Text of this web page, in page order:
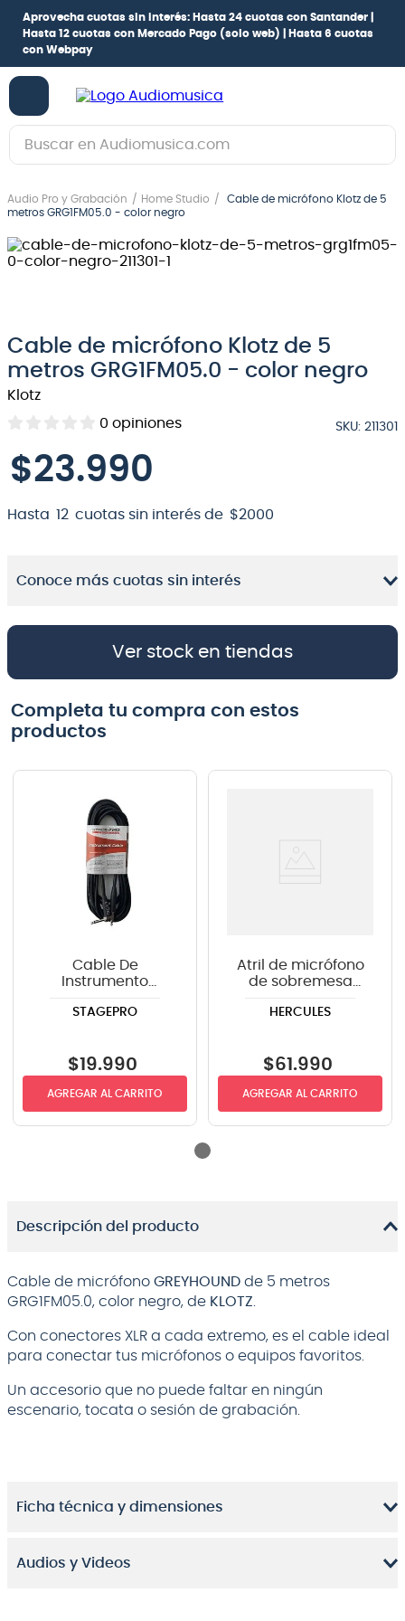
Aprovecha cuotas sin interés: Hasta 24 cuotas con Santander |
Hasta 12 cuotas con Mercado Pago (solo web) |
Hasta 6 cuotas
con Webpay
Buscar en Audiomusica.com
Audio Pro y Grabación Home Studio
Cable de micrófono Klotz de 5
metros GRG1FM05.0 - color negro
Cable de micrófono Klotz de 5
metros GRG1FM05.0 - color negro
Klotz
0 opiniones SKU: 211301
$23.990
Hasta 12 cuotas sin interés de $2000
Conoce más cuotas sin interés
Ver stock en tiendas
Completa tu compra con estos
productos
Cable De
Instrumento
recto-angulo 6mts
STAGEPRO
$19.990
AGREGAR AL CARRITO
Atril de micrófono
de sobremesa
con boom
HERCULES
$61 .990
AGREGAR AL CARRITO
Descripción del producto
Cable de micrófono GREYHOUND de 5 metros
GRG1FM05.0, color negro, de KLOTZ
Con conectores XLR a cada extremo, es el cable ideal
para conectar tus micrófonos o equipos favoritos.
Un accesorio que no puede faltar en ningún
escenario, tocata o sesión de grabación.
Ficha técnica y dimensiones
Audios y Videos
1.
guitarra electrica
2.
bajo
guitarra electroacústica
5.
amplificador
6.
teclado
7.
micrófono
9 .
bateria